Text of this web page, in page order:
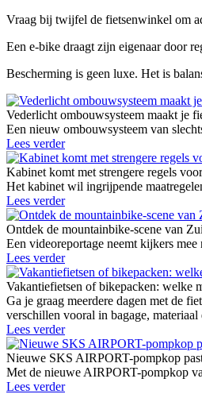
Vraag bij twijfel de fietsenwinkel om
Een e-bike draagt zijn eigenaar door
Bescherming is geen luxe. Het is
Vederlicht ombouwsysteem maakt je
Een nieuw ombouwsysteem van
Lees verder
Kabinet komt met strengere regels
Het kabinet wil ingrijpende
Lees verder
Ontdek de mountainbike-scene van
Een videoreportage neemt kijkers
Lees verder
Vakantiefietsen of bikepacken: welke
Ga je graag meerdere dagen met de
verschillen vooral in bagage, materiaal
Lees verder
Nieuwe SKS AIRPORT-pompkop
Met de nieuwe AIRPORT-pompkop
Lees verder